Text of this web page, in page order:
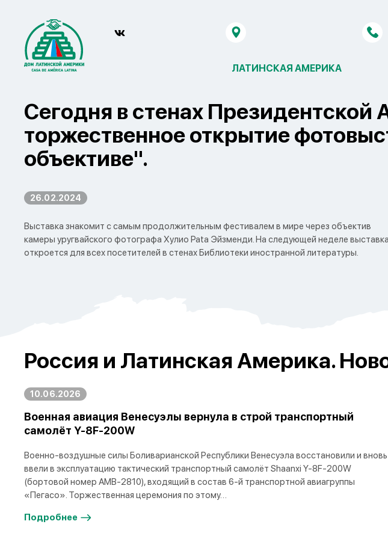
ЛАТИНСКАЯ АМЕРИКА
Сегодня в стенах
торжественное открытие
объективе".
26.02.2024
Выставка знакомит с самым продолжительным фестивалем в мире через объектив
камеры уругвайского фотографа Хулио Pata Эйзменди. На следующей неделе выставка
откроется для всех посетителей в стенах Библиотеки иностранной литературы.
Россия и Латинская Америка.
10.06.2026
Военная авиация Венесуэлы вернула в строй транспортный
самолёт Y-8F-200W
Военно-воздушные силы Боливарианской Республики Венесуэла восстановили и вновь
ввели в эксплуатацию тактический транспортный самолёт Shaanxi Y-8F-200W
(бортовой номер AMB-2810), входящий в состав 6-й транспортной авиагруппы
«Пегасо». Торжественная церемония по этому…
Подробнее